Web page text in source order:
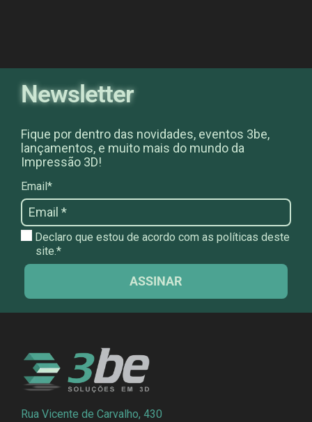
Newsletter
Fique por dentro das novidades, eventos 3be,
lançamentos, e muito mais do mundo da
Impressão 3D!
Email*
Declaro que estou de acordo com as políticas deste
site.*
ASSINAR
Rua Vicente de Carvalho, 430